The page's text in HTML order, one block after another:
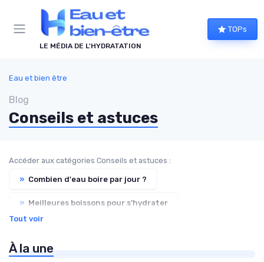
LE MÉDIA DE L'HYDRATATION
TOPs
Eau et bien être
Blog
Conseils et astuces
Accéder aux catégories Conseils et astuces :
» Combien d'eau boire par jour ?
» Meilleures boissons pour s’hydrater
» Signes de déshydratation
Tout voir
À la une
Panneau de gestion des cookies